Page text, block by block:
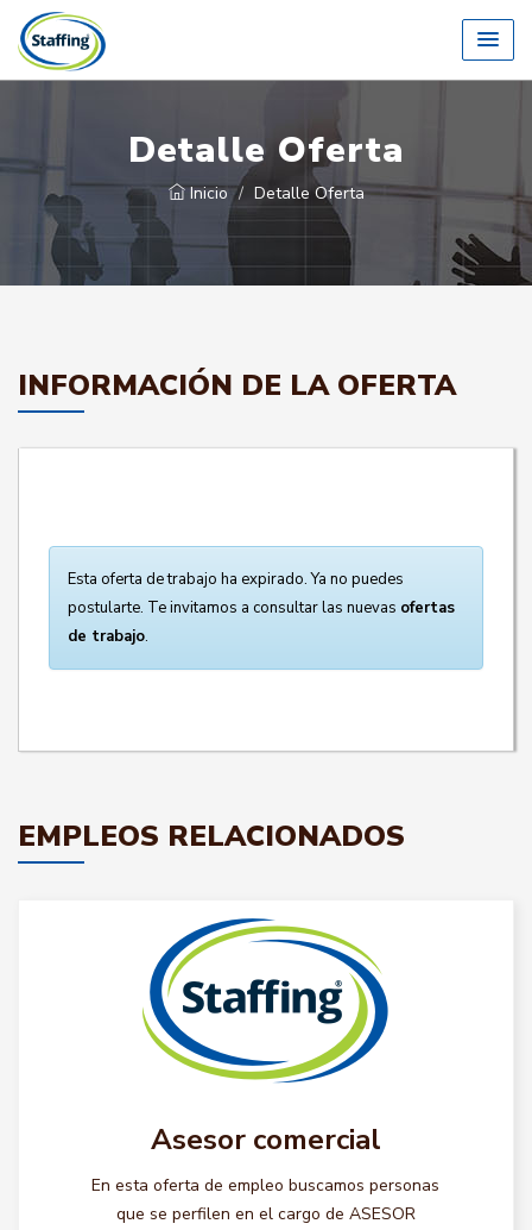
Detalle Oferta
Inicio Detalle Oferta
INFORMACIÓN DE LA OFERTA
Esta oferta de trabajo ha expirado. Ya no puedes
postularte. Te invitamos a consultar las nuevas ofertas
de trabajo.
EMPLEOS RELACIONADOS
Asesor comercial
En esta oferta de empleo buscamos personas
que se perfilen en el cargo de ASESOR